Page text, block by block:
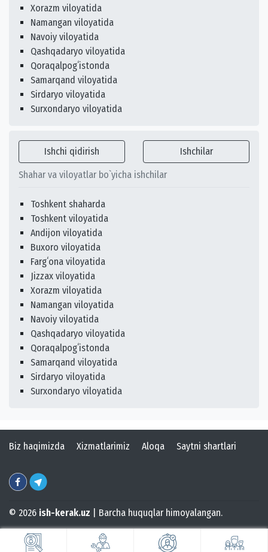
Xorazm viloyatida
Namangan viloyatida
Navoiy viloyatida
Qashqadaryo viloyatida
Qoraqalpogʻistonda
Samarqand viloyatida
Sirdaryo viloyatida
Surxondaryo viloyatida
Ishchi qidirish Ishchilar
Shahar va viloyatlar bo`yicha ishchilar
Toshkent shaharda
Toshkent viloyatida
Andijon viloyatida
Buxoro viloyatida
Fargʻona viloyatida
Jizzax viloyatida
Xorazm viloyatida
Namangan viloyatida
Navoiy viloyatida
Qashqadaryo viloyatida
Qoraqalpogʻistonda
Samarqand viloyatida
Sirdaryo viloyatida
Surxondaryo viloyatida
Biz haqimizda Xizmatlarimiz Aloqa Saytni shartlari
© 2026 ish-kerak.uz | Barcha huquqlar himoyalangan.